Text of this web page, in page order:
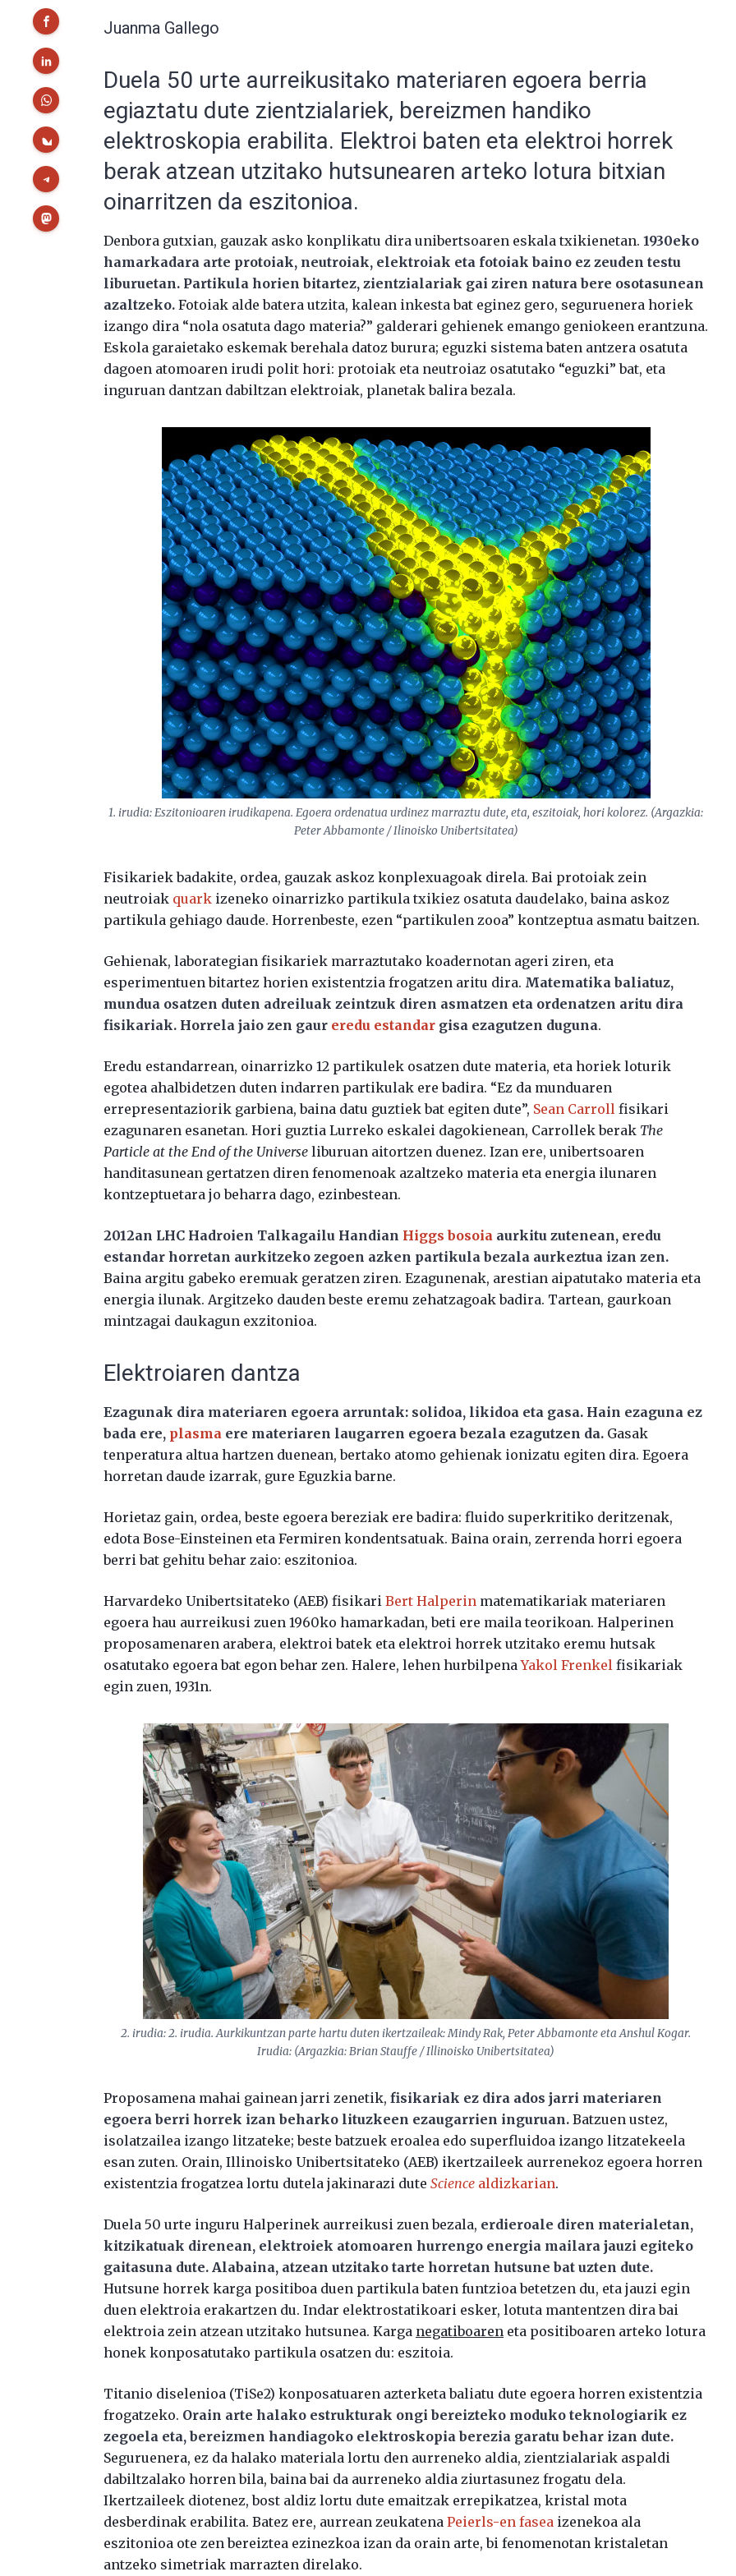
Juanma Gallego
Duela 50 urte aurreikusitako materiaren egoera berria
egiaztatu dute zientzialariek, bereizmen handiko
elektroskopia erabilita. Elektroi baten eta elektroi horrek
berak atzean utzitako hutsunearen arteko lotura bitxian
oinarritzen da eszitonioa.
Denbora gutxian, gauzak asko konplikatu dira unibertsoaren eskala txikienetan.1930eko
hamarkadara arte protoiak, neutroiak, elektroiak eta fotoiak baino ez zeuden testu
liburuetan. Partikula horien bitartez, zientzialariak gai ziren natura bere osotasunean
azaltzeko. Fotoiak alde batera utzita, kalean inkesta bat eginez gero, seguruenera horiek
izango dira “nola osatuta dago materia?” galderari gehienek emango geniokeen erantzuna.
Eskola garaietako eskemak berehala datoz burura; eguzki sistema baten antzera osatuta
dagoen atomoaren irudi polit hori: protoiak eta neutroiaz osatutako “eguzki” bat, eta
inguruan dantzan dabiltzan elektroiak, planetak balira bezala.
1. irudia: Eszitonioaren irudikapena. Egoera ordenatua urdinez marraztu dute, eta, eszitoiak, hori kolorez. (Argazkia:
Peter Abbamonte / Ilinoisko Unibertsitatea)
Fisikariek badakite, ordea, gauzak askoz konplexuagoak direla. Bai protoiak zein
neutroiak quark izeneko oinarrizko partikula txikiez osatuta daudelako, baina askoz
partikula gehiago daude. Horrenbeste, ezen “partikulen zooa” kontzeptua asmatu baitzen.
Gehienak, laborategian fisikariek marraztutako koadernotan ageri ziren, eta
esperimentuen bitartez horien existentzia frogatzen aritu dira. Matematika baliatuz,
mundua osatzen duten adreiluak zeintzuk diren asmatzen eta ordenatzen aritu dira
fisikariak. Horrela jaio zen gaur eredu estandar gisa ezagutzen duguna.
Eredu estandarrean, oinarrizko 12 partikulek osatzen dute materia, eta horiek loturik
egotea ahalbidetzen duten indarren partikulak ere badira. “Ez da munduaren
errepresentaziorik garbiena, baina datu guztiek bat egiten dute”, Sean Carroll fisikari
ezagunaren esanetan. Hori guztia Lurreko eskalei dagokienean, Carrollek berak The
Particle at the End of the Universe liburuan aitortzen duenez. Izan ere, unibertsoaren
handitasunean gertatzen diren fenomenoak azaltzeko materia eta energia ilunaren
kontzeptuetara jo beharra dago, ezinbestean.
2012an LHC Hadroien Talkagailu Handian Higgs bosoia aurkitu zutenean, eredu
estandar horretan aurkitzeko zegoen azken partikula bezala aurkeztua izan zen.
Baina argitu gabeko eremuak geratzen ziren. Ezagunenak, arestian aipatutako materia eta
energia ilunak. Argitzeko dauden beste eremu zehatzagoak badira. Tartean, gaurkoan
mintzagai daukagun exzitonioa.
Elektroiaren dantza
Ezagunak dira materiaren egoera arruntak: solidoa, likidoa eta gasa. Hain ezaguna ez
bada ere, plasma ere materiaren laugarren egoera bezala ezagutzen da. Gasak
tenperatura altua hartzen duenean, bertako atomo gehienak ionizatu egiten dira. Egoera
horretan daude izarrak, gure Eguzkia barne.
Horietaz gain, ordea, beste egoera bereziak ere badira: fluido superkritiko deritzenak,
edota Bose-Einsteinen eta Fermiren kondentsatuak. Baina orain, zerrenda horri egoera
berri bat gehitu behar zaio: eszitonioa.
Harvardeko Unibertsitateko (AEB) fisikariBert Halperin matematikariak materiaren
egoera hau aurreikusi zuen 1960ko hamarkadan, beti ere maila teorikoan. Halperinen
proposamenaren arabera, elektroi batek eta elektroi horrek utzitako eremu hutsak
osatutako egoera bat egon behar zen. Halere, lehen hurbilpenaYakol Frenkel fisikariak
egin zuen, 1931n.
2. irudia: 2. irudia. Aurkikuntzan parte hartu duten ikertzaileak: Mindy Rak, Peter Abbamonte eta Anshul Kogar.
Irudia: (Argazkia: Brian Stauffe / Illinoisko Unibertsitatea)
Proposamena mahai gainean jarri zenetik,fisikariak ez dira ados jarri materiaren
egoera berri horrek izan beharko lituzkeen ezaugarrien inguruan. Batzuen ustez,
isolatzailea izango litzateke; beste batzuek eroalea edo superfluidoa izango litzatekeela
esan zuten. Orain, Illinoisko Unibertsitateko (AEB) ikertzaileek aurrenekoz egoera horren
existentzia frogatzea lortu dutela jakinarazi duteScience aldizkarian.
Duela 50 urte inguru Halperinek aurreikusi zuen bezala, erdieroale diren materialetan,
kitzikatuak direnean, elektroiek atomoaren hurrengo energia mailara jauzi egiteko
gaitasuna dute. Alabaina, atzean utzitako tarte horretan hutsune bat uzten dute.
Hutsune horrek karga positiboa duen partikula baten funtzioa betetzen du, eta jauzi egin
duen elektroia erakartzen du. Indar elektrostatikoari esker, lotuta mantentzen dira bai
elektroia zein atzean utzitako hutsunea. Karga negatiboaren eta positiboaren arteko lotura
honek konposatutako partikula osatzen du: eszitoia.
Titanio diselenioa (TiSe2) konposatuaren azterketa baliatu dute egoera horren existentzia
frogatzeko. Orain arte halako estrukturak ongi bereizteko moduko teknologiarik ez
zegoela eta, bereizmen handiagoko elektroskopia berezia garatu behar izan dute.
Seguruenera, ez da halako materiala lortu den aurreneko aldia, zientzialariak aspaldi
dabiltzalako horren bila, baina bai da aurreneko aldia ziurtasunez frogatu dela.
Ikertzaileek diotenez, bost aldiz lortu dute emaitzak errepikatzea, kristal mota
desberdinak erabilita. Batez ere, aurrean zeukatenaPeierls-en fasea izenekoa ala
eszitonioa ote zen bereiztea ezinezkoa izan da orain arte, bi fenomenotan kristaletan
antzeko simetriak marrazten direlako.